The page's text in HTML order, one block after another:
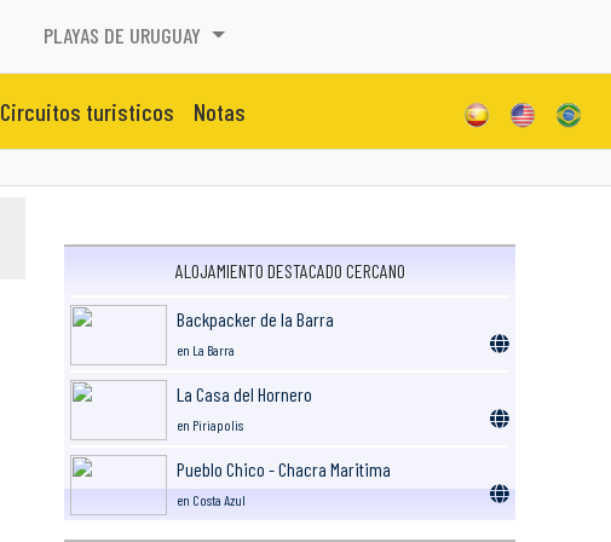
PLAYAS DE URUGUAY
Circuitos turisticos Notas
ALOJAMIENTO DESTACADO CERCANO
Backpacker de la Barra
en La Barra
La Casa del Hornero
en Piriapolis
Pueblo Chico - Chacra Maritima
en Costa Azul